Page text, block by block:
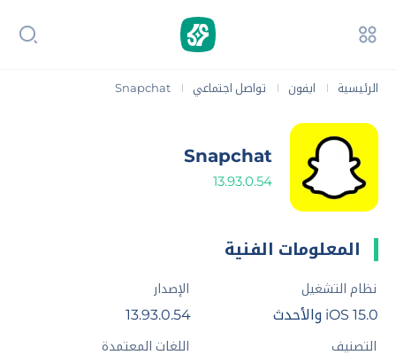
الرئيسية | ايفون | تواصل اجتماعي |
Snapchat
Snapchat
13.93.0.54
المعلومات الفنية
نظام التشغيل
iOS 15.0 والأحدث
الإصدار
13.93.0.54
التصنيف اللغات المعتمدة